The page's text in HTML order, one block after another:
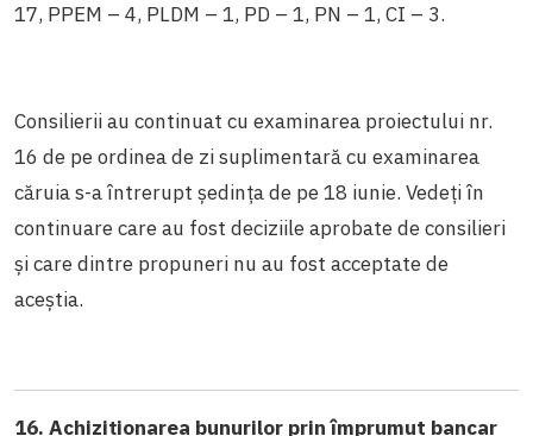
17, PPEM – 4, PLDM – 1, PD – 1, PN – 1, CI – 3.
Consilierii au continuat cu examinarea proiectului nr.
16 de pe ordinea de zi suplimentară cu examinarea
căruia s-a întrerupt ședința de pe 18 iunie. Vedeți în
continuare care au fost deciziile aprobate de consilieri
și care dintre propuneri nu au fost acceptate de
aceștia.
16. Achiziționarea bunurilor prin împrumut bancar